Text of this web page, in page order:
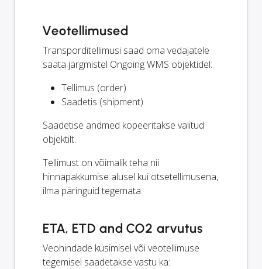
Veotellimused
Transporditellimusi saad oma vedajatele
saata järgmistel Ongoing WMS objektidel:
Tellimus (order)
Saadetis (shipment)
Saadetise andmed kopeeritakse valitud
objektilt.
Tellimust on võimalik teha nii
hinnapakkumise alusel kui otsetellimusena,
ilma päringuid tegemata.
ETA, ETD and CO2 arvutus
Veohindade küsimisel või veotellimuse
tegemisel saadetakse vastu ka: